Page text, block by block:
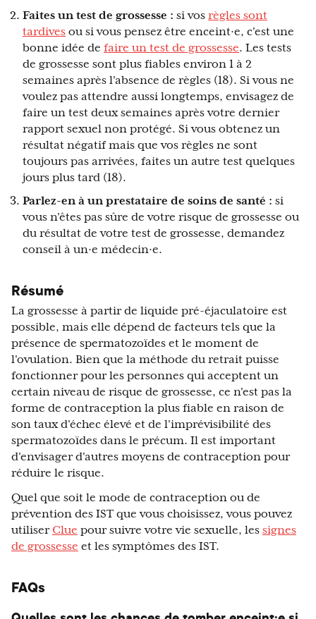
Faites un test de grossesse : si vos règles sont
tardives ou si vous pensez être enceint·e, c'est une
bonne idée de faire un test de grossesse. Les tests
de grossesse sont plus fiables environ 1 à 2
semaines après l'absence de règles (18). Si vous ne
voulez pas attendre aussi longtemps, envisagez de
faire un test deux semaines après votre dernier
rapport sexuel non protégé. Si vous obtenez un
résultat négatif mais que vos règles ne sont
toujours pas arrivées, faites un autre test quelques
jours plus tard (18).
Parlez-en à un prestataire de soins de santé : si
vous n'êtes pas sûre de votre risque de grossesse ou
du résultat de votre test de grossesse, demandez
conseil à un·e médecin·e.
Résumé
La grossesse à partir de liquide pré-éjaculatoire est
possible, mais elle dépend de facteurs tels que la
présence de spermatozoïdes et le moment de
l'ovulation. Bien que la méthode du retrait puisse
fonctionner pour les personnes qui acceptent un
certain niveau de risque de grossesse, ce n'est pas la
forme de contraception la plus fiable en raison de
son taux d'échec élevé et de l'imprévisibilité des
spermatozoïdes dans le précum. Il est important
d'envisager d'autres moyens de contraception pour
réduire le risque.
Quel que soit le mode de contraception ou de
prévention des IST que vous choisissez, vous pouvez
utiliser Clue pour suivre votre vie sexuelle, les signes
de grossesse et les symptômes des IST.
FAQs